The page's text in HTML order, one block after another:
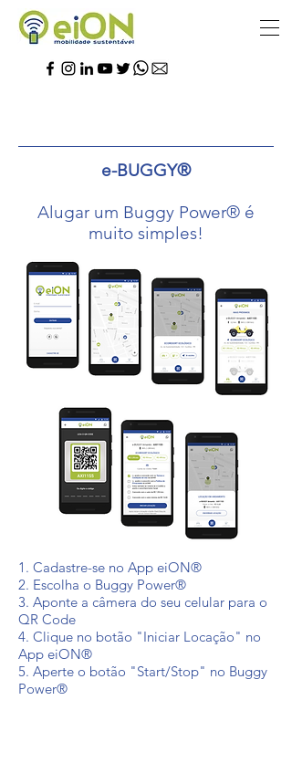
e-BUGGY®
Alugar um Buggy Power® é
muito simples!
1. Cadastre-se no App eiON®
2. Escolha o Buggy Power®
3. Aponte a câmera do seu celular para o
QR Code
4. Clique no botão "Iniciar Locação" no
App eiON®
5. Aperte o botão "Start/Stop" no Buggy
Power®